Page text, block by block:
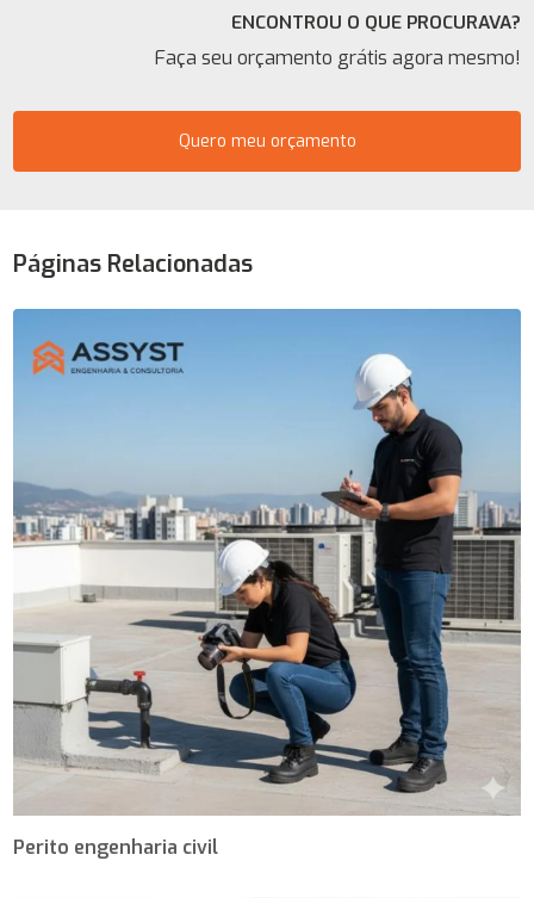
ENCONTROU O QUE PROCURAVA?
Faça seu orçamento grátis agora mesmo!
Quero meu orçamento
Páginas Relacionadas
Perito engenharia civil